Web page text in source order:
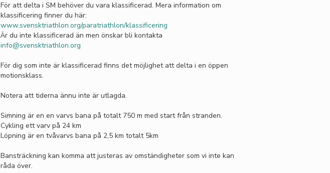
För att delta i SM behöver du vara klassificerad. Mera information om
klassificering finner du här:
www.svensktriathlon.org/paratriathlon/klassificering
Är du inte klassificerad än men önskar bli kontakta
info@svensktriathlon.org
För dig som inte är klassificerad finns det möjlighet att delta i en öppen
motionsklass.
Notera att tiderna ännu inte är utlagda.
Simning är en en varvs bana på totalt 750 m med start från stranden.
Cykling ett varv på 24 km
Löpning är en tvåvarvs bana på 2,5 km totalt 5km
Bansträckning kan komma att justeras av omständigheter som vi inte kan
råda över.